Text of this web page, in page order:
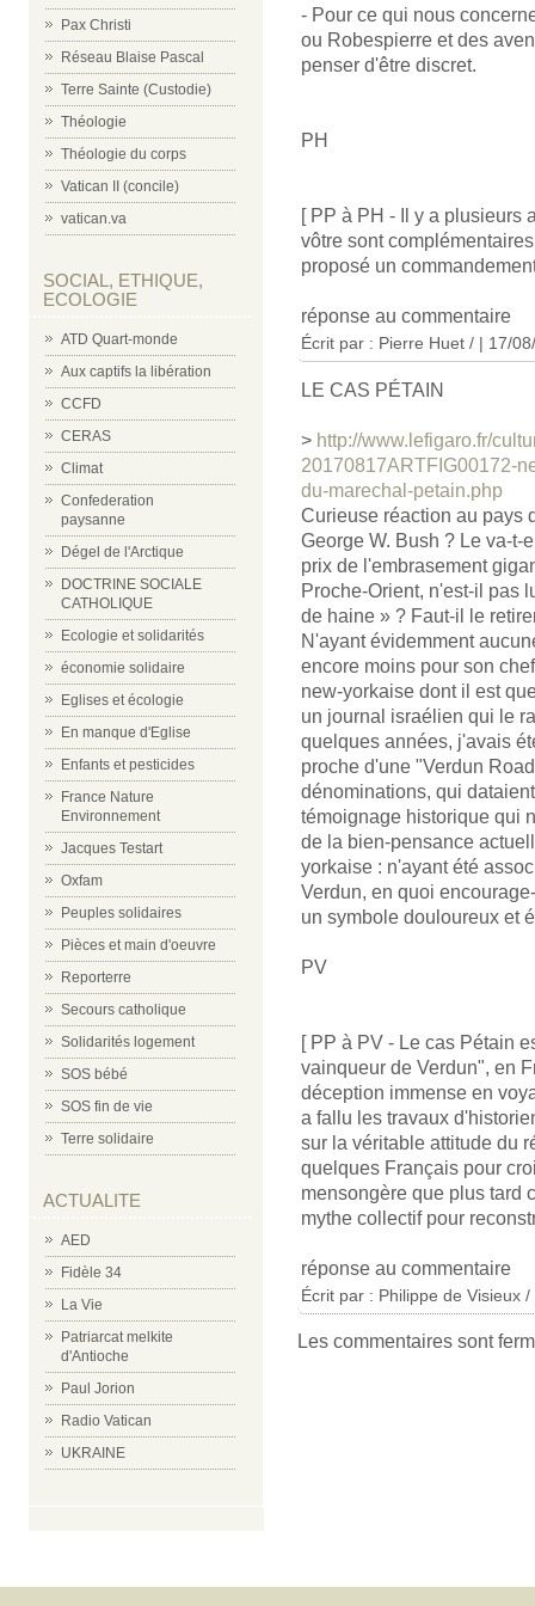
Pax Christi
Réseau Blaise Pascal
Terre Sainte (Custodie)
Théologie
Théologie du corps
Vatican II (concile)
vatican.va
SOCIAL, ETHIQUE,
ECOLOGIE
ATD Quart-monde
Aux captifs la libération
CCFD
CERAS
Climat
Confederation
paysanne
Dégel de l'Arctique
DOCTRINE SOCIALE
CATHOLIQUE
Ecologie et solidarités
économie solidaire
Eglises et écologie
En manque d'Eglise
Enfants et pesticides
France Nature
Environnement
Jacques Testart
Oxfam
Peuples solidaires
Pièces et main d'oeuvre
Reporterre
Secours catholique
Solidarités logement
SOS bébé
SOS fin de vie
Terre solidaire
ACTUALITE
AED
Fidèle 34
La Vie
Patriarcat melkite
d'Antioche
Paul Jorion
Radio Vatican
UKRAINE
- Pour ce qui nous
ou Robespierre et des
penser d'être discret.
PH
[ PP à PH - Il y a plusieurs
vôtre sont
proposé un
réponse au commentaire
Écrit par : Pierre Huet / | 17/
LE CAS PÉTAIN
> http://www.lefigaro.fr/
20170817ARTFIG00172-
du-marechal-petain.php
Curieuse réaction au pays
George W. Bush ? Le va-t-
prix de l'embrasement
Proche-Orient, n'est-il pas
de haine » ? Faut-il le
N'ayant évidemment
encore moins pour son
new-yorkaise dont il est
un journal israélien qui le
quelques années, j'avais
proche d'une "Verdun
dénominations, qui
témoignage historique qui
de la bien-pensance
yorkaise : n'ayant été
Verdun, en quoi
un symbole douloureux et
PV
[ PP à PV - Le cas Pétain
vainqueur de Verdun", en
déception immense en
a fallu les travaux
sur la véritable attitude du
quelques Français pour
mensongère que plus tard
mythe collectif pour
réponse au commentaire
Écrit par : Philippe de Visieux
Les commentaires sont